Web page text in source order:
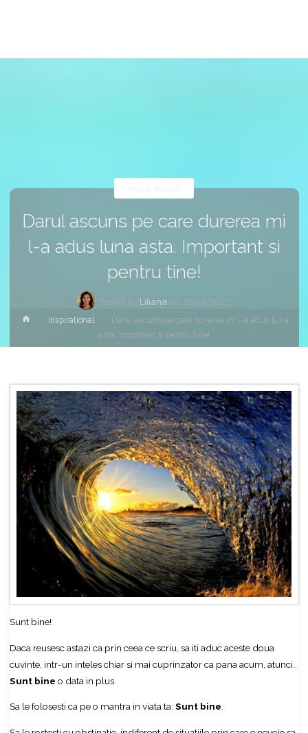
Darul ascuns pe care durerea mi
l-a adus luna asta. Important si
pentru tine!
Posted by Liliana on 26/08/2022
HomeInspirational
Darul ascuns pe care durerea mi l-a adus luna
asta. Important si pentru tine!
Sunt bine!
Daca reusesc astazi ca prin ceea ce scriu, sa iti aduc aceste doua
cuvinte, intr-un inteles chiar si mai cuprinzator ca pana acum, atunci..
Sunt bine o data in plus.
Sa le folosesti ca pe o mantra in viata ta: Sunt bine.